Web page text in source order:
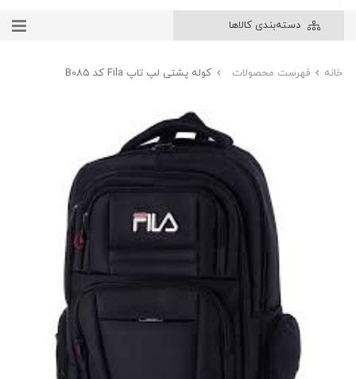
دسته‌بندی کالاها
خانه فهرست محصولات کوله پشتی لپ تاپ Fila کد B085